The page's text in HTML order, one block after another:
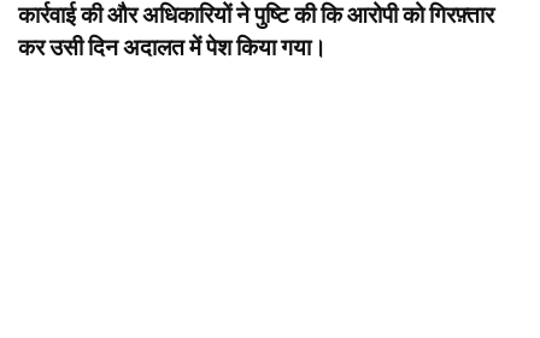
कार्रवाई की और अधिकारियों ने पुष्टि की कि आरोपी को गिरफ़्तार
कर उसी दिन अदालत में पेश किया गया।